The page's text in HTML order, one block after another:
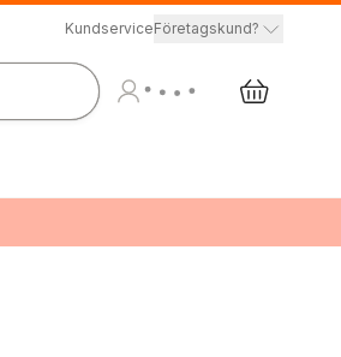
KundserviceFöretagskund?